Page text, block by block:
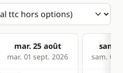
mar. 25 août
mar. 01 sept. 2026
sam.
sam. 05